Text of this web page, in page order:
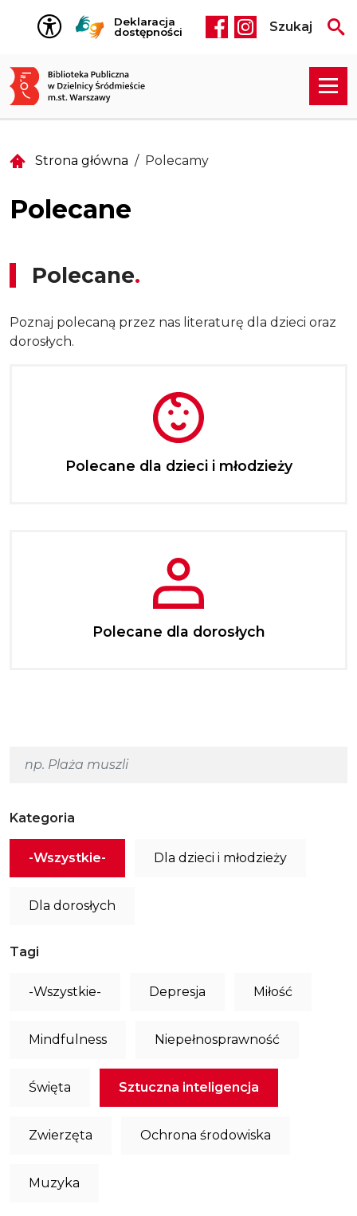
Przejdź do treści
Deklaracja
dostępności
Social media
Szukaj
Strona główna Polecamy
Polecane
Polecane
Poznaj polecaną przez nas literaturę dla dzieci oraz
dorosłych.
Polecane dla dzieci i młodzieży
Polecane dla dorosłych
Kategoria
-Wszystkie- Dla dzieci i młodzieży
Dla dorosłych
Tagi
-Wszystkie- Depresja Miłość
Mindfulness Niepełnosprawność
Święta Sztuczna inteligencja
Zwierzęta Ochrona środowiska
Muzyka